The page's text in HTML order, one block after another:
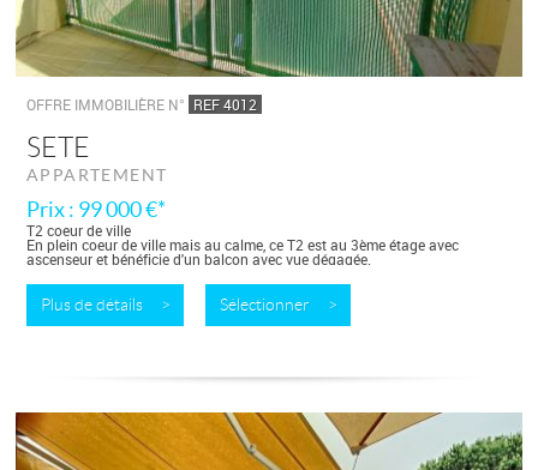
OFFRE IMMOBILIÈRE N° REF 4012
SETE
APPARTEMENT
Prix : 99 000 €*
T2 coeur de ville
En plein coeur de ville mais au calme, ce T2 est au 3ème étage avec
ascenseur et bénéficie d'un balcon avec vue dégagée.
Plus de détails > Sélectionner >